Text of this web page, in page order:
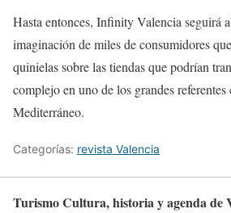
Hasta entonces, Infinity Valencia seguirá
imaginación de miles de consumidores
quinielas sobre las tiendas que podrían
complejo en uno de los grandes referentes
Mediterráneo.
Categorías: revista Valencia
Turismo Cultura, historia y agenda de